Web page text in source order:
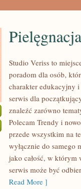
PIELĘGNACJA
PRZYGOTOWANIE
SKÓRY
Studio Veriss to
poradom dla osób,
charakter edukacyjny
serwis dla
znaleźć zarówno
Polecam Trendy i
przede wszystkim na
wyłącznie do samego
jako całość, w którym
serwis może być
Read More ]